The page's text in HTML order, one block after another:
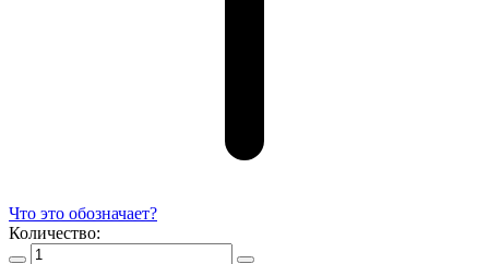
Что это обозначает?
Количество: